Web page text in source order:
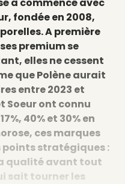
fondée en 2008,
A première
premium se
elles ne cessent
que Polène aurait
entre 2023 et
Soeur ont connu
40% et 30% en
ces marques
stratégiques :
qualité avant tout
sait tourner les